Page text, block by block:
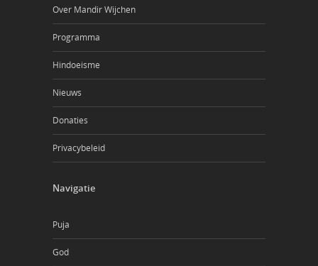
Over Mandir Wijchen
Programma
Hindoeisme
Nieuws
Donaties
Privacybeleid
Navigatie
Puja
God